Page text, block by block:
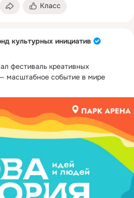
Класс
культурных инициатив
фестиваль креативных
масштабное событие в мире